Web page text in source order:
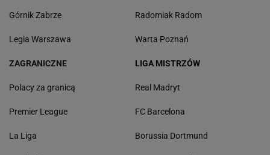
Górnik Zabrze
Legia Warszawa
Radomiak Radom
Warta Poznań
ZAGRANICZNE
Polacy za granicą
Premier League
La Liga
LIGA MISTRZÓW
Real Madryt
FC Barcelona
Borussia Dortmund